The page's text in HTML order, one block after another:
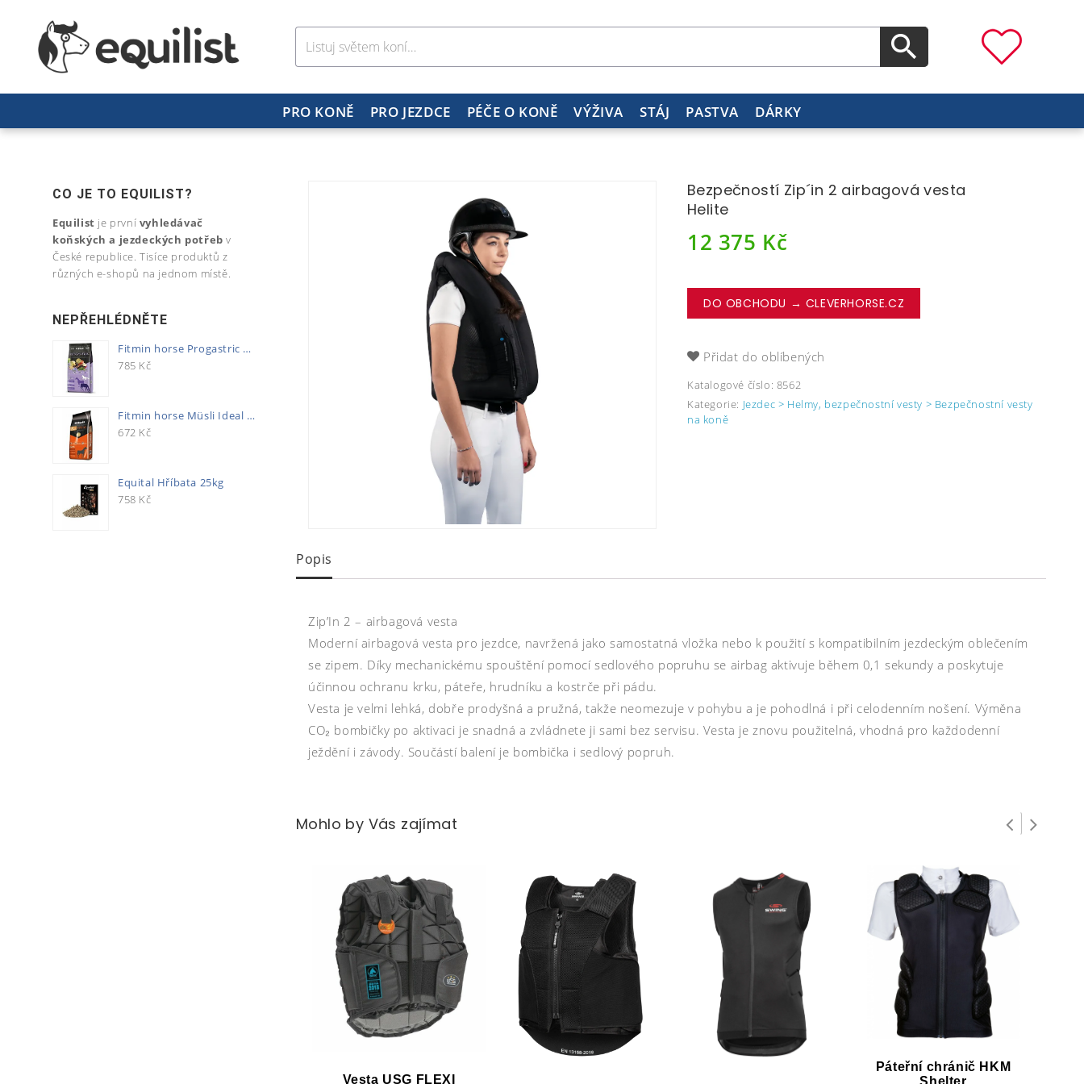
PRO KONĚ PRO JEZDCE PÉČE O KONĚ VÝŽIVA STÁJ PASTVA DÁRKY
Bezpečností Zip´in 2 airbagová vesta
Helite
12 375 Kč
DO OBCHODU → CLEVERHORSE.CZ
Přidat do oblíbených
Katalogové číslo: 8562
Kategorie: Jezdec > Helmy, bezpečnostní vesty > Bezpečnostní vesty
na koně
Popis
Zip’In 2 – airbagová vesta
Moderní airbagová vesta pro jezdce, navržená jako samostatná vložka nebo k použití s kompatibilním jezdeckým oblečením
se zipem. Díky mechanickému spouštění pomocí sedlového popruhu se airbag aktivuje během 0,1 sekundy a poskytuje
účinnou ochranu krku, páteře, hrudníku a kostrče při pádu.
Vesta je velmi lehká, dobře prodyšná a pružná, takže neomezuje v pohybu a je pohodlná i při celodenním nošení. Výměna
CO₂ bombičky po aktivaci je snadná a zvládnete ji sami bez servisu. Vesta je znovu použitelná, vhodná pro každodenní
ježdění i závody. Součástí balení je bombička i sedlový popruh.
Mohlo by Vás zajímat
Vesta USG FLEXI
Páteřní chránič HKM
CO JE TO EQUILIST?
Equilist je první vyhledávač
koňských a jezdeckých potřeb v
České republice. Tisíce produktů z
různých e-shopů na jednom místě.
NEPŘEHLÉDNĚTE
Fitmin horse Progastric 20kg
785 Kč
Fitmin horse Müsli Ideal 20kg
672 Kč
Equital Hříbata 25kg
758 Kč